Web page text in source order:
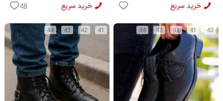
خرید سریع
48
خرید سریع
41
42
43
44 40
41
42
43
44